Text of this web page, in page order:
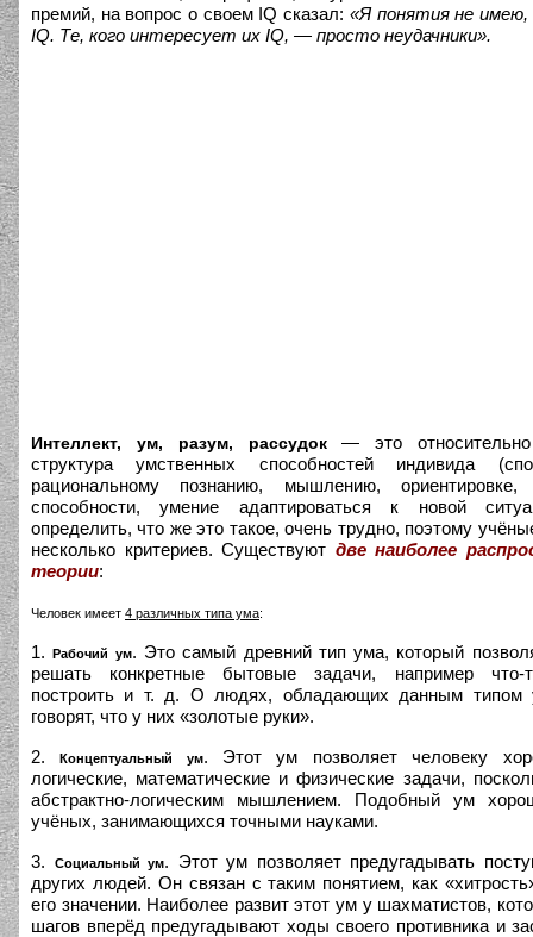
премий, на вопрос о своем IQ сказал: «Я понятия не имею,
IQ. Те, кого интересует их IQ, — просто неудачники».
Интеллект, ум, разум, рассудок— это относительно
структура умственных способностей индивида
рациональному познанию, мышлению, ориентировке,
способности, умение адаптироваться к новой
определить, что же это такое, очень трудно, поэтому
несколько критериев. Существуют две наиболее
теории:
Человек имеет 4 различных типа ума:
1.Рабочий ум. Это самый древний тип ума, который
решать конкретные бытовые задачи, например что-
построить и т. д. О людях, обладающих данным типом
говорят, что у них «золотые руки».
2.Концептуальный ум. Этот ум позволяет человеку
логические, математические и физические задачи,
абстрактно-логическим мышлением. Подобный ум
учёных, занимающихся точными науками.
3.
Социальный ум. Этот ум позволяет предугадывать
других людей. Он связан с таким понятием, как
его значении. Наиболее развит этот ум у шахматистов,
шагов вперёд предугадывают ходы своего противника и